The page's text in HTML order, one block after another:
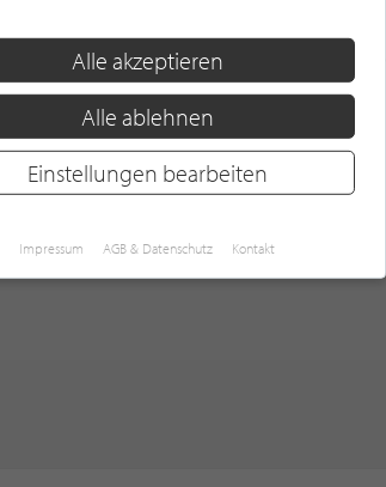
Alle akzeptieren
Alle ablehnen
Einstellungen bearbeiten
Impressum AGB & Datenschutz Kontakt